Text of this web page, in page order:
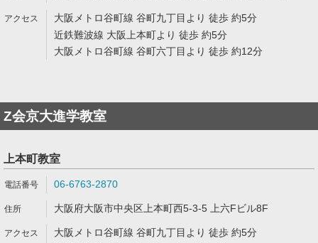
大阪メトロ谷町線 谷町九丁目より 徒歩 約5分
近鉄難波線 大阪上本町より 徒歩 約5分
大阪メトロ谷町線 谷町六丁目より 徒歩 約12分
Z会京大進学教室
上本町教室
06-6763-2870
大阪府大阪市中央区上本町西5-3-5 上六Fビル8F
大阪メトロ谷町線 谷町九丁目より 徒歩 約5分